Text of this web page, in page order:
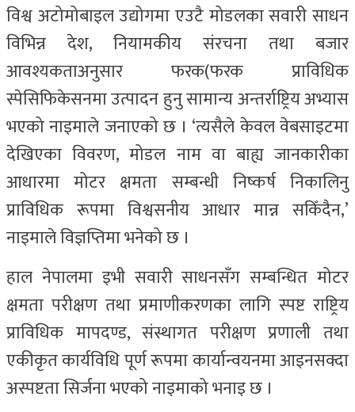
विश्व अटोमोबाइल उद्योगमा एउटै मोडलका सवारी साधन
विभिन्न देश, नियामकीय संरचना तथा बजार
आवश्यकताअनुसार फरक(फरक प्राविधिक
स्पेसिफिकेसनमा उत्पादन हुनु सामान्य अन्तर्राष्ट्रिय अभ्यास
भएको नाइमाले जनाएको छ । ‘त्यसैले केवल वेबसाइटमा
देखिएका विवरण, मोडल नाम वा बाह्य जानकारीका
आधारमा मोटर क्षमता सम्बन्धी निष्कर्ष निकालिनु
प्राविधिक रूपमा विश्वसनीय आधार मान्न सकिँदैन,’
नाइमाले विज्ञप्तिमा भनेको छ ।
हाल नेपालमा इभी सवारी साधनसँग सम्बन्धित मोटर
क्षमता परीक्षण तथा प्रमाणीकरणका लागि स्पष्ट राष्ट्रिय
प्राविधिक मापदण्ड, संस्थागत परीक्षण प्रणाली तथा
एकीकृत कार्यविधि पूर्ण रूपमा कार्यान्वयनमा आइनसक्दा
अस्पष्टता सिर्जना भएको नाइमाको भनाइ छ ।